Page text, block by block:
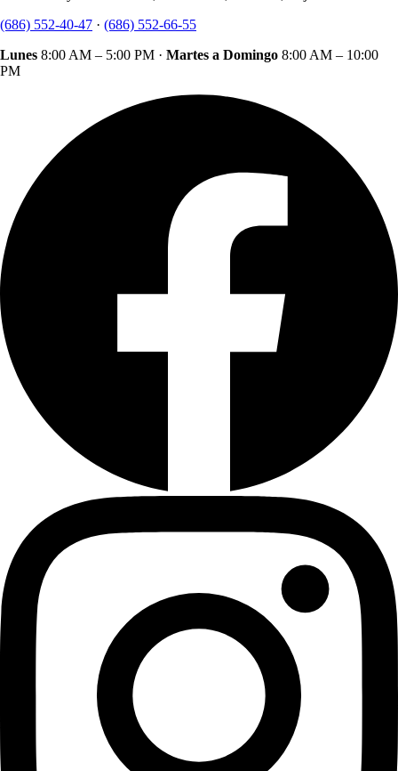
(686) 552-40-47 · (686) 552-66-55
Lunes 8:00 AM – 5:00 PM · Martes a Domingo 8:00 AM – 10:00
PM